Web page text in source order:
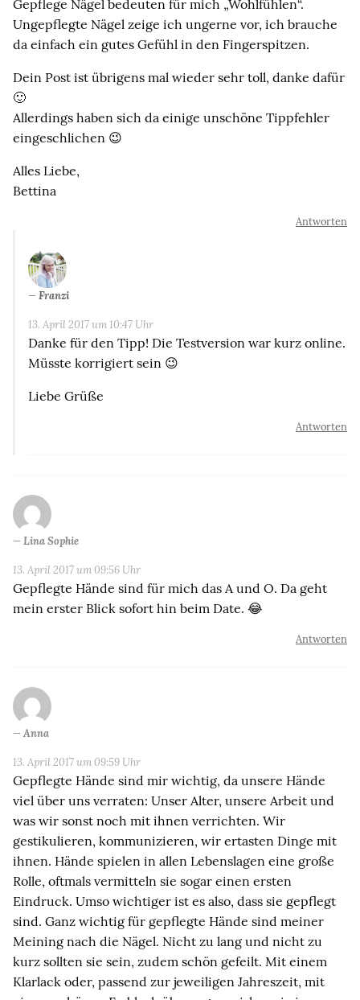
Gepflege Nägel bedeuten für mich „Wohlfühlen“.
Ungepflegte Nägel zeige ich ungerne vor, ich brauche
da einfach ein gutes Gefühl in den Fingerspitzen.
Dein Post ist übrigens mal wieder sehr toll, danke dafür
🙂
Allerdings haben sich da einige unschöne Tippfehler
eingeschlichen 😉
Alles Liebe,
Bettina
Antworten
Franzi
13. April 2017 um 10:47 Uhr
Danke für den Tipp! Die Testversion war kurz online.
Müsste korrigiert sein 😉
Liebe Grüße
Antworten
Lina Sophie
13. April 2017 um 09:56 Uhr
Gepflegte Hände sind für mich das A und O. Da geht
mein erster Blick sofort hin beim Date. 😂
Antworten
Anna
13. April 2017 um 09:59 Uhr
Gepflegte Hände sind mir wichtig, da unsere Hände
viel über uns verraten: Unser Alter, unsere Arbeit und
was wir sonst noch mit ihnen verrichten. Wir
gestikulieren, kommunizieren, wir ertasten Dinge mit
ihnen. Hände spielen in allen Lebenslagen eine große
Rolle, oftmals vermitteln sie sogar einen ersten
Eindruck. Umso wichtiger ist es also, dass sie gepflegt
sind. Ganz wichtig für gepflegte Hände sind meiner
Meining nach die Nägel. Nicht zu lang und nicht zu
kurz sollten sie sein, zudem schön gefeilt. Mit einem
Klarlack oder, passend zur jeweiligen Jahreszeit, mit